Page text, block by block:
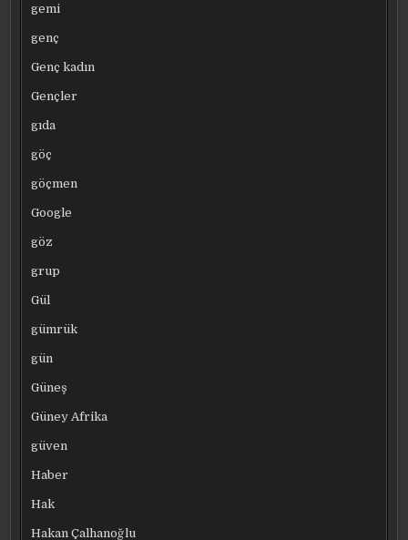
gemi
genç
Genç kadın
Gençler
gıda
göç
göçmen
Google
göz
grup
Gül
gümrük
gün
Güneş
Güney Afrika
güven
Haber
Hak
Hakan Çalhanoğlu